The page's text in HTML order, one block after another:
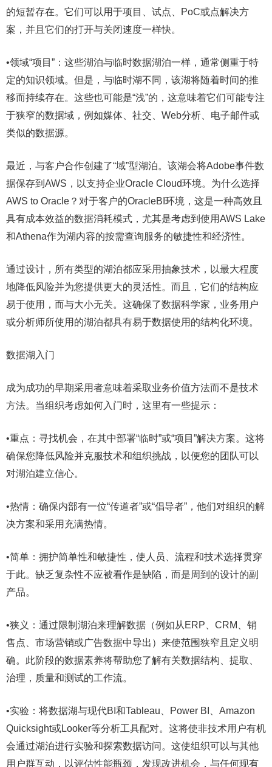
的短暂存在。它们可以用于项目、试点、PoC或点解决方
案，并且它们的打开与关闭速度一样快。
•领域“项目”：这些湖泊与临时数据湖泊一样，通常侧重于特
定的知识领域。但是，与临时湖不同，该湖将随着时间的推
移而持续存在。这些也可能是“浅”的，这意味着它们可能专注
于狭窄的数据域，例如媒体、社交、Web分析、电子邮件或
类似的数据源。
最近，与客户合作创建了“域”型湖泊。该湖会将Adobe事件数
据保存到AWS，以支持企业Oracle Cloud环境。为什么选择
AWS to Oracle？对于客户的OracleBI环境，这是一种高效且
具有成本效益的数据消耗模式，尤其是考虑到使用AWS Lake
和Athena作为湖内容的按需查询服务的敏捷性和经济性。
通过设计，所有类型的湖泊都应采用抽象技术，以最大程度
地降低风险并为您提供更大的灵活性。而且，它们的结构应
易于使用，而与大小无关。这确保了数据科学家，业务用户
或分析师所使用的湖泊都具有易于数据使用的结构化环境。
数据湖入门
成为成功的早期采用者意味着采取业务价值方法而不是技术
方法。当组织考虑如何入门时，这里有一些提示：
•重点：寻找机会，在其中部署“临时”或“项目”解决方案。这将
确保您降低风险并克服技术和组织挑战，以便您的团队可以
对湖泊建立信心。
•热情：确保内部有一位“传道者”或“倡导者”，他们对组织的解
决方案和采用充满热情。
•简单：拥护简单性和敏捷性，使人员、流程和技术选择贯穿
于此。缺乏复杂性不应被看作是缺陷，而是周到的设计的副
产品。
•狭义：通过限制湖泊来理解数据（例如从ERP、CRM、销
售点、市场营销或广告数据中导出）来使范围狭窄且定义明
确。此阶段的数据素养将帮助您了解有关数据结构、提取、
治理，质量和测试的工作流。
•实验：将数据湖与现代BI和Tableau、Power BI、Amazon
Quicksight或Looker等分析工具配对。这将使非技术用户有机
会通过湖泊进行实验和探索数据访问。这使组织可以与其他
用户群互动，以评估性能瓶颈，发现改进机会，与任何现有